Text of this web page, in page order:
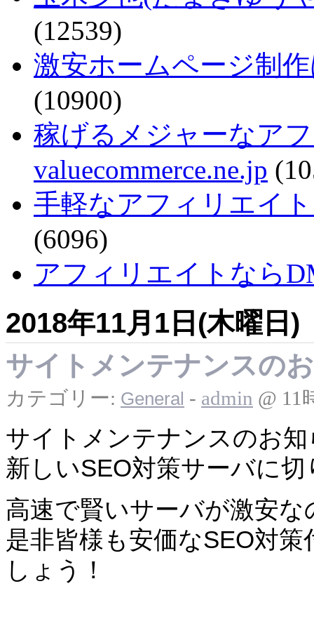
(12539)
激安ホームページ制
(10900)
稼げるメジャーなア
valuecommerce.ne.jp
手軽なアフィリエイ
(6096)
アフィリエイトなら
2018年11月1日(木曜日)
サイトメンテナンスの
カテゴリー: General - admin @ 11
サイトメンテナンスのお知
新しいSEO対策サーバに
高速で賢いサーバが激安
是非皆様も安価なSEO対
しょう！